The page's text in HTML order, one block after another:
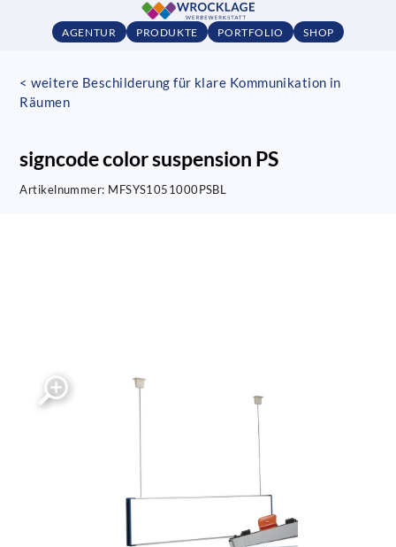
AGENTUR PRODUKTE PORTFOLIO SHOP
< weitere Beschilderung für klare Kommunikation in
Räumen
signcode color suspension PS
Artikelnummer: MFSYS1051000PSBL